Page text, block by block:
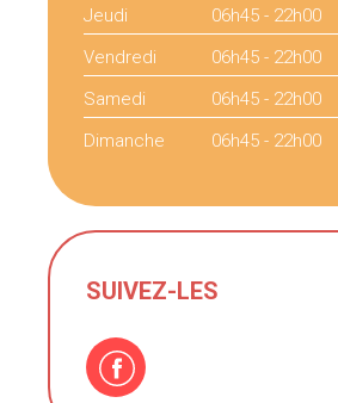
Jeudi
06h45 - 22h00
Vendredi
06h45 - 22h00
Samedi
06h45 - 22h00
Dimanche
06h45 - 22h00
SUIVEZ-LES